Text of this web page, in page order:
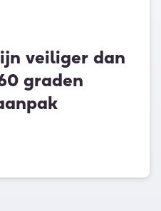
veiliger dan
graden